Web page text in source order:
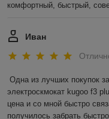
комфортный, быстрый,
Иван
Одна из лучших покупок
электроскмокат kugoo f3
цена и со мной быстро
получилось забрать